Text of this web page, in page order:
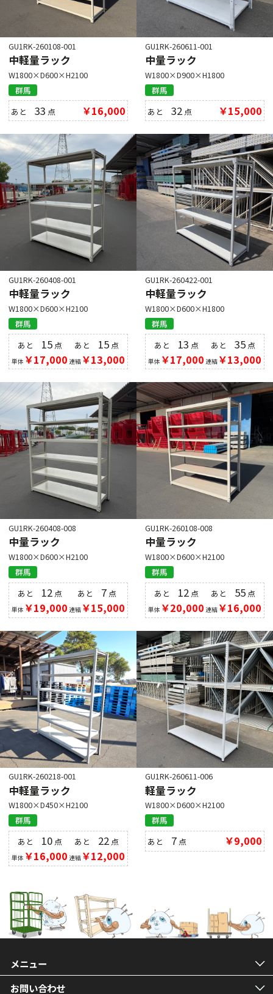
GU1RK-260108-001
中軽量ラック
W1800×D600×H2100
群馬
あと33 点 ￥16,000
GU1RK-260611-001
中量ラック
W1800×D900×H1800
群馬
あと32 点 ￥15,000
GU1RK-260408-001
中軽量ラック
W1800×D600×H2100
群馬
あと 15点
単体 ￥17,000
あと 15 点
連結￥13,000
GU1RK-260422-001
中軽量ラック
W1800×D600×H1800
群馬
あと 13 点
単体 ￥17,000
あと35 点
連結￥13,000
GU1RK-260408-008
中量ラック
W1800×D600×H2100
群馬
あと 12点
単体 ￥19,000
あと 7点
連結￥15,000
GU1RK-260108-008
中量ラック
W1800×D600×H2100
群馬
あと 12点
単体 ￥20,000
あと 55 点
連結￥16,000
GU1RK-260218-001
中軽量ラック
W1800×D450×H2100
群馬
あと 10点
単体 ￥16,000
あと 22 点
連結￥12,000
GU1RK-260611-006
軽量ラック
W1800×D600×H2100
群馬
あと 7 点 ￥9,000
メニュー
お問い合わせ